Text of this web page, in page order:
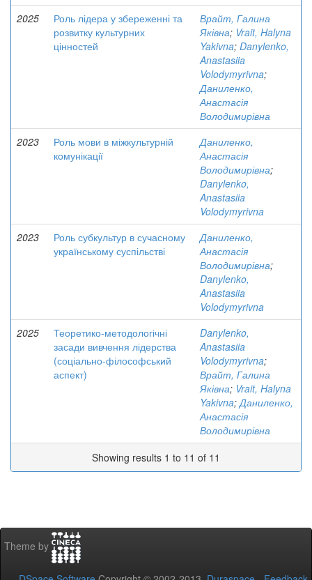
2025
Роль лідера у збереженні та
розвитку культурних
цінностей
Врайт, Галина
Яківна; Vrait, Halyna
Yakivna; Danylenko,
Anastasiia
Volodymyrivna;
Даниленко,
Анастасія
Володимирівна
2023
Роль мови в міжкультурній
комунікації
Даниленко,
Анастасія
Володимирівна;
Danylenko,
Anastasiia
Volodymyrivna
2023
Роль субкультур в сучасному
українському суспільстві
Даниленко,
Анастасія
Володимирівна;
Danylenko,
Anastasiia
Volodymyrivna
2025
Теоретико-методологічні
засади вивчення лідерства
(соціально-філософський
аспект)
Danylenko,
Anastasiia
Volodymyrivna;
Врайт, Галина
Яківна; Vrait, Halyna
Yakivna;Даниленко,
Анастасія
Володимирівна
Showing results 1 to 11 of 11
Theme by